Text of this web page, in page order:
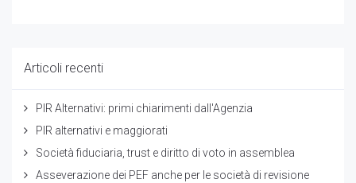
Articoli recenti
PIR Alternativi: primi chiarimenti dall'Agenzia
PIR alternativi e maggiorati
Società fiduciaria, trust e diritto di voto in assemblea
Asseverazione dei PEF anche per le società di revisione